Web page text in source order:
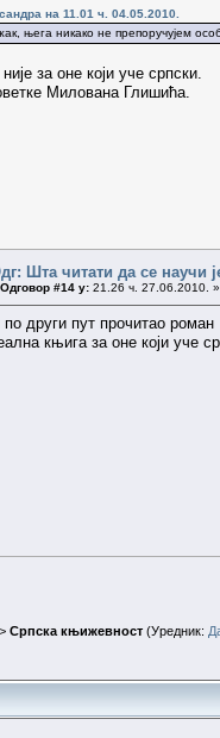
на 11.01 ч. 04.05.2010.
њега никако не препоручујем
за оне који уче српски.
Милована Глишића.
Шта читати да се научи
Одговор #14 у: 21.26 ч. 27.06.2010. »
други пут прочитао
књига за оне који уче
> Српска књижевност (Уредник: